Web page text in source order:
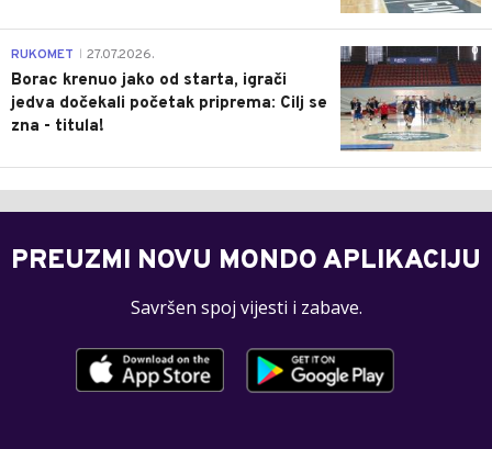
0
RUKOMET 27.07.2026.
Borac krenuo jako od starta, igrači
jedva dočekali početak priprema: Cilj se
zna - titula!
PREUZMI NOVU MONDO APLIKACIJU
Savršen spoj vijesti i zabave.